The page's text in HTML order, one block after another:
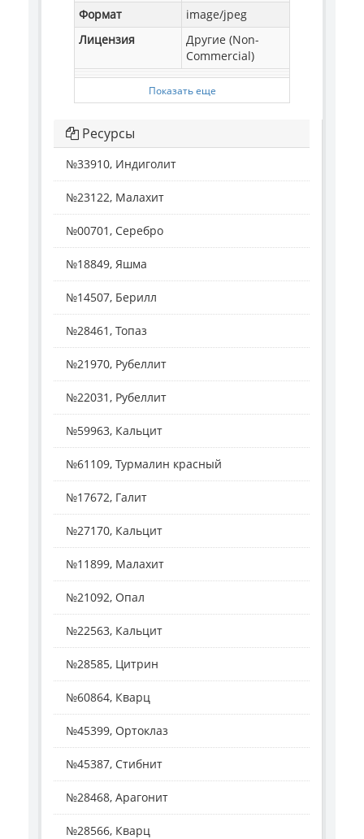
Формат
image/jpeg
Лицензия
Другие (Non-
Commercial)
Показать еще
Ресурсы
№33910, Индиголит
№23122, Малахит
№00701, Серебро
№18849, Яшма
№14507, Берилл
№28461, Топаз
№21970, Рубеллит
№22031, Рубеллит
№59963, Кальцит
№61109, Турмалин красный
№17672, Галит
№27170, Кальцит
№11899, Малахит
№21092, Опал
№22563, Кальцит
№28585, Цитрин
№60864, Кварц
№45399, Ортоклаз
№45387, Стибнит
№28468, Арагонит
№28566, Кварц